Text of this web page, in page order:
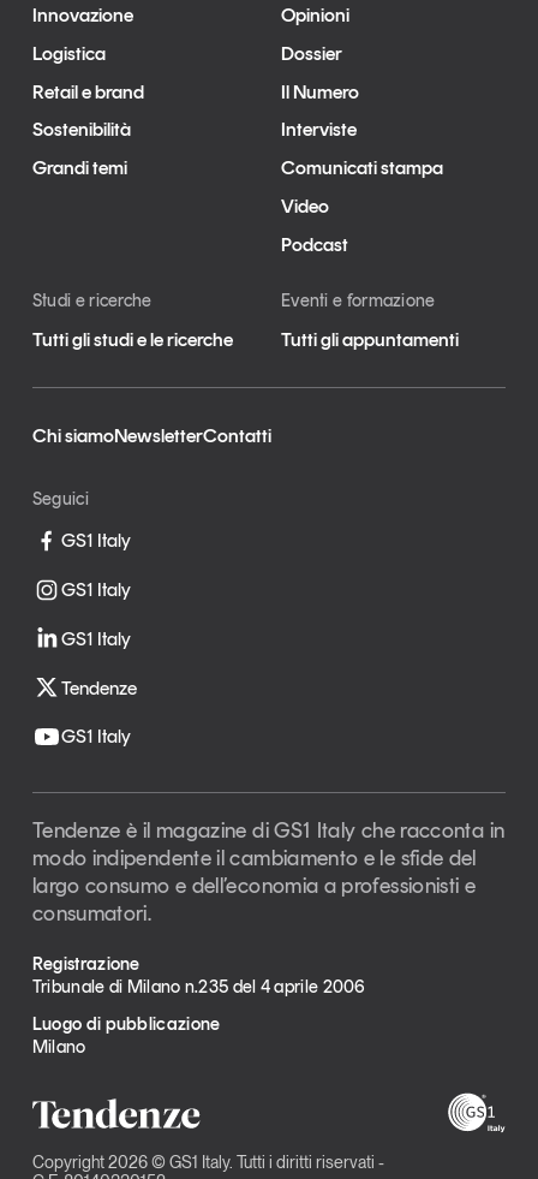
Innovazione
Logistica
Retail e brand
Sostenibilità
Grandi temi
Opinioni
Dossier
Il Numero
Interviste
Comunicati stampa
Video
Podcast
Studi e ricerche
Tutti gli studi e le ricerche
Eventi e formazione
Tutti gli appuntamenti
Chi siamoNewsletterContatti
Seguici
GS1 Italy
GS1 Italy
GS1 Italy
Tendenze
GS1 Italy
Tendenze è il magazine di GS1 Italy che racconta in
modo indipendente il cambiamento e le sfide del
largo consumo e dell’economia a professionisti e
consumatori.
Registrazione
Tribunale di Milano n.235 del 4 aprile 2006
Luogo di pubblicazione
Milano
Copyright 2026 © GS1 Italy. Tutti i diritti riservati -